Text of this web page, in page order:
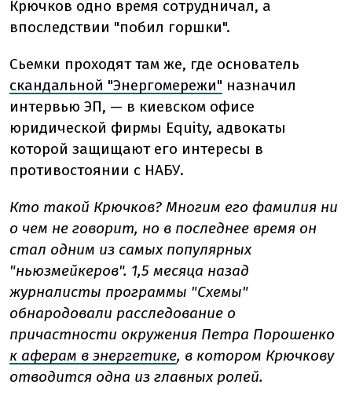
Крючков одно время сотрудничал, а
впоследствии "побил горшки".
Сьемки проходят там же, где основатель
скандальной "Энергомережи" назначил
интервью ЭП, — в киевском офисе
юридической фирмы Equity, адвокаты
которой защищают его интересы в
противостоянии с НАБУ.
Кто такой Крючков? Многим его фамилия ни
о чем не говорит, но в последнее время он
стал одним из самых популярных
"ньюзмейкеров". 1,5 месяца назад
журналисты программы "Схемы"
обнародовали расследование о
причастности окружения Петра Порошенко
к аферам в энергетике, в котором Крючкову
отводится одна из главных ролей.